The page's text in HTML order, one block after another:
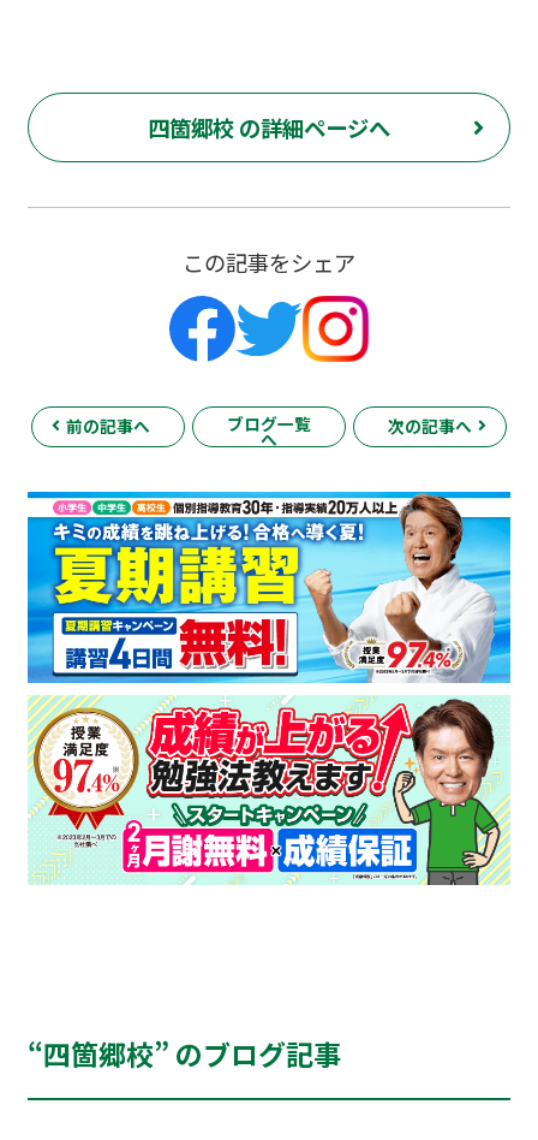
四箇郷校 の詳細ページへ
この記事をシェア
前の記事へ ブログ一覧
へ
次の記事へ
“四箇郷校” のブログ記事